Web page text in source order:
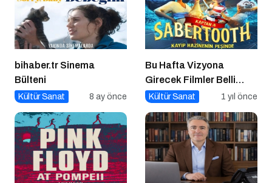
bihaber.tr Sinema
Bülteni
Kültür Sanat 8 ay önce
Bu Hafta Vizyona
Girecek Filmler Belli
Oldu: Sinema Keyfi
Başlıyor!
Kültür Sanat 1 yıl önce